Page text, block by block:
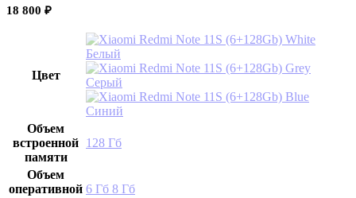
18 800 ₽
Цвет
Белый
Серый
Синий
Объем
встроенной
памяти
128 Гб
Объем
оперативной 6 Гб 8 Гб